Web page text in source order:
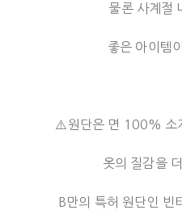
물론 사계절
좋은 아이템
⚠️원단은 면 100% 소
옷의 질감을
B만의 특허 원단인 빈